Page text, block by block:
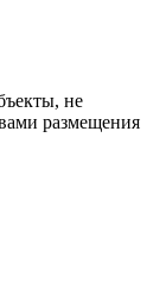
не
размещения